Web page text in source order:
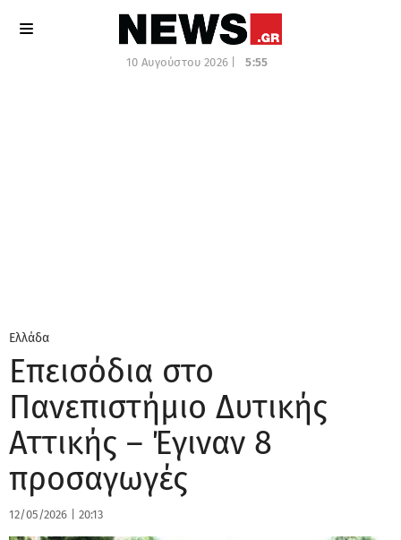
10 Αυγούστου 2026 | 5:55
Ελλάδα
Επεισόδια στο
Πανεπιστήμιο Δυτικής
Αττικής – Έγιναν 8
προσαγωγές
12/05/2026 20:13